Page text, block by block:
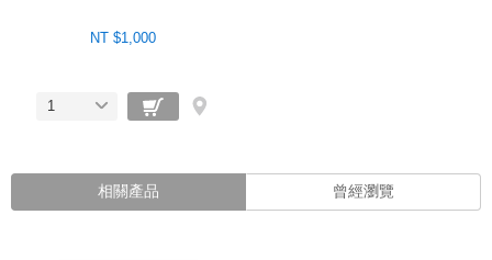
NT $1,000
1
相關產品 曾經瀏覽